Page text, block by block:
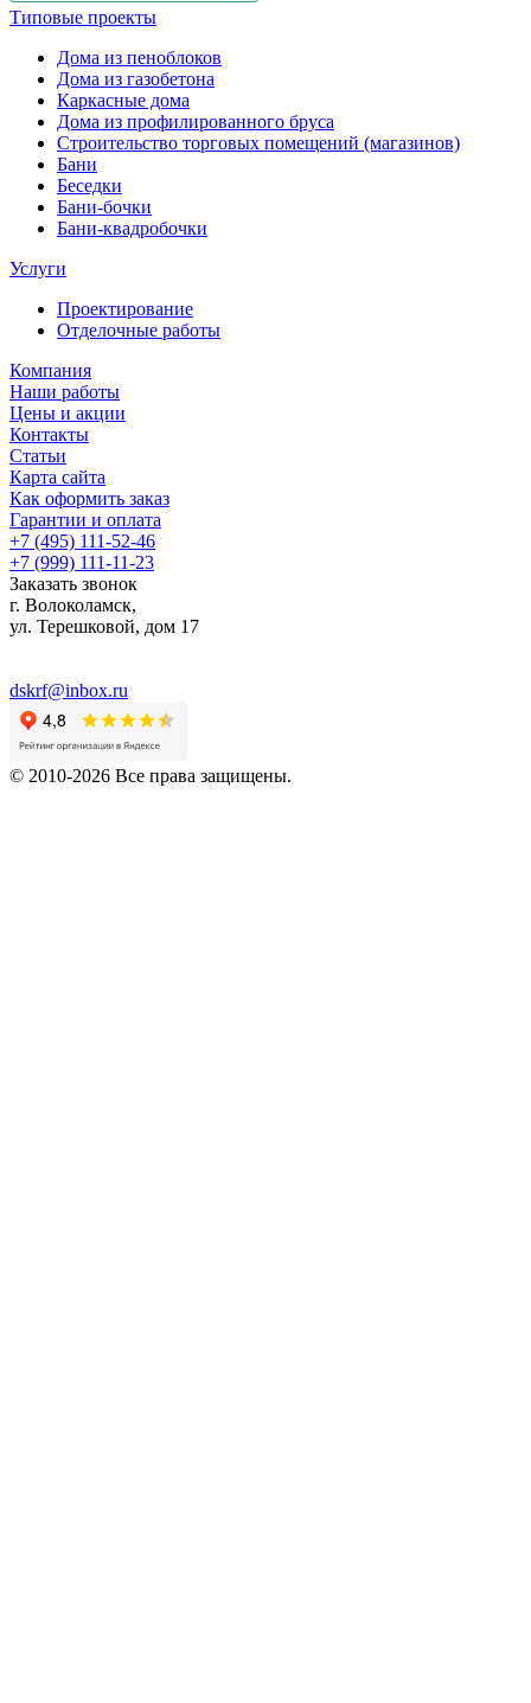
Типовые проекты
Дома из пеноблоков
Дома из газобетона
Каркасные дома
Дома из профилированного бруса
Строительство торговых помещений (магазинов)
Бани
Беседки
Бани-бочки
Бани-квадробочки
Услуги
Проектирование
Отделочные работы
Компания
Наши работы
Цены и акции
Контакты
Статьи
Карта сайта
Как оформить заказ
Гарантии и оплата
+7 (495) 111-52-46
+7 (999) 111-11-23
Заказать звонок
г. Волоколамск,
ул. Терешковой, дом 17
dskrf@inbox.ru
© 2010-2026 Все права защищены.